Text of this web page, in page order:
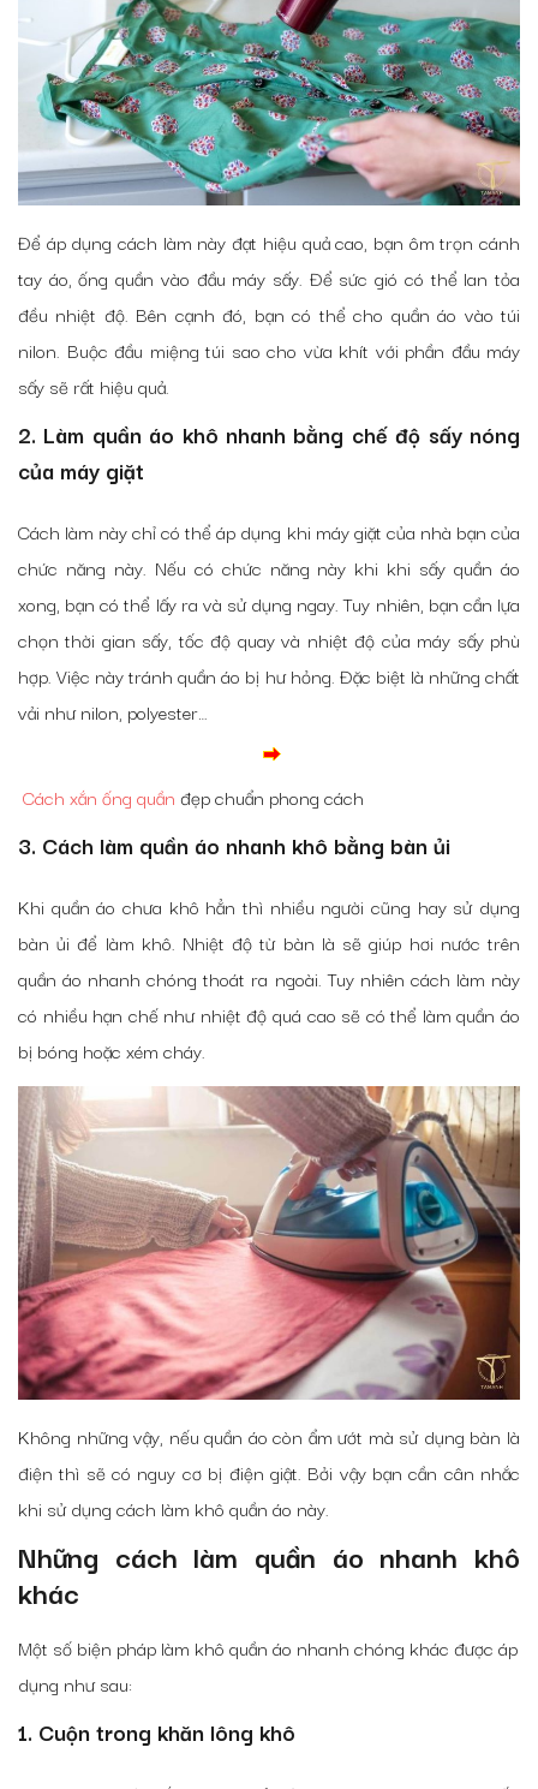
Để áp dụng cách làm này đạt hiệu quả cao, bạn ôm trọn cánh
tay áo, ống quần vào đầu máy sấy. Để sức gió có thể lan tỏa
đều nhiệt độ. Bên cạnh đó, bạn có thể cho quần áo vào túi
nilon. Buộc đầu miệng túi sao cho vừa khít với phần đầu máy
sấy sẽ rất hiệu quả.
2. Làm quần áo khô nhanh bằng chế độ sấy nóng
của máy giặt
Cách làm này chỉ có thể áp dụng khi máy giặt của nhà bạn của
chức năng này. Nếu có chức năng này khi khi sấy quần áo
xong, bạn có thể lấy ra và sử dụng ngay. Tuy nhiên, bạn cần lựa
chọn thời gian sấy, tốc độ quay và nhiệt độ của máy sấy phù
hợp. Việc này tránh quần áo bị hư hỏng. Đặc biệt là những chất
vải như nilon, polyester…
Cách xắn ống quần đẹp chuẩn phong cách
3. Cách làm quần áo nhanh khô bằng bàn ủi
Khi quần áo chưa khô hẳn thì nhiều người cũng hay sử dụng
bàn ủi để làm khô. Nhiệt độ từ bàn là sẽ giúp hơi nước trên
quần áo nhanh chóng thoát ra ngoài. Tuy nhiên cách làm này
có nhiều hạn chế như nhiệt độ quá cao sẽ có thể làm quần áo
bị bóng hoặc xém cháy.
Không những vậy, nếu quần áo còn ẩm ướt mà sử dụng bàn là
điện thì sẽ có nguy cơ bị điện giật. Bởi vậy bạn cần cân nhắc
khi sử dụng cách làm khô quần áo này.
Những cách làm quần áo nhanh khô
khác
Một số biện pháp làm khô quần áo nhanh chóng khác được áp
dụng như sau:
1. Cuộn trong khăn lông khô